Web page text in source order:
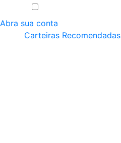
Abra sua conta
Carteiras Recomendadas